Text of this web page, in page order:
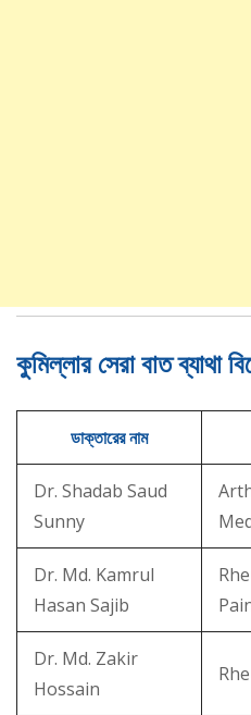
কুমিল্লার সেরা বাত ব্যাথা
ডাক্তারের নাম
Dr. Shadab Saud
Sunny
Dr. Md. Kamrul
Hasan Sajib
Dr. Md. Zakir
Hossain